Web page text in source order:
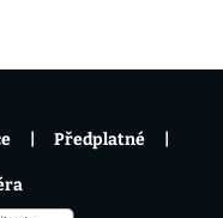
Předplatné